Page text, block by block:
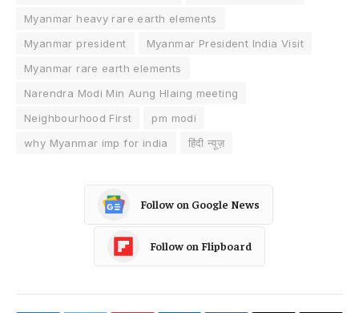
Myanmar heavy rare earth elements
Myanmar president
Myanmar President India Visit
Myanmar rare earth elements
Narendra Modi Min Aung Hlaing meeting
Neighbourhood First
pm modi
why Myanmar imp for india
हिंदी न्यूज़
Follow on Google News
Follow on Flipboard